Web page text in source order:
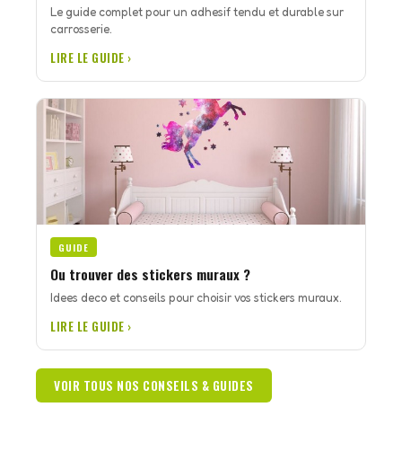
Le guide complet pour un adhesif tendu et durable sur
carrosserie.
LIRE LE GUIDE ›
GUIDE
Ou trouver des stickers muraux ?
Idees deco et conseils pour choisir vos stickers muraux.
LIRE LE GUIDE ›
VOIR TOUS NOS CONSEILS & GUIDES